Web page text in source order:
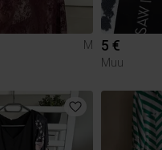
M 5 €
Muu